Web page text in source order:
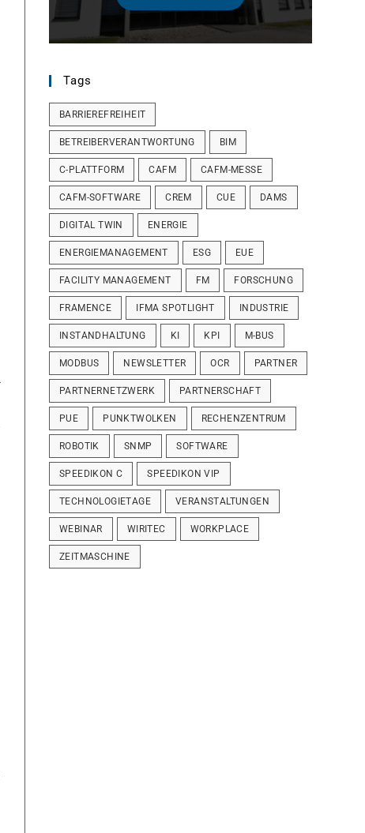
Tags
BARRIEREFREIHEIT
BETREIBERVERANTWORTUNG BIM
C-PLATTFORM CAFM CAFM-MESSE
CAFM-SOFTWARE CREM CUE DAMS
DIGITAL TWIN ENERGIE
ENERGIEMANAGEMENT ESG EUE
FACILITY MANAGEMENT FM FORSCHUNG
FRAMENCE IFMA SPOTLIGHT INDUSTRIE
INSTANDHALTUNG KI KPI M-BUS
MODBUS NEWSLETTER OCR PARTNER
PARTNERNETZWERK PARTNERSCHAFT
PUE PUNKTWOLKEN RECHENZENTRUM
ROBOTIK SNMP SOFTWARE
SPEEDIKON C SPEEDIKON VIP
TECHNOLOGIETAGE VERANSTALTUNGEN
WEBINAR WIRITEC WORKPLACE
ZEITMASCHINE